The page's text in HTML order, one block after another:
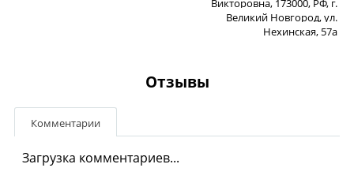
Викторовна, 173000, РФ, г.
Великий Новгород, ул.
Нехинская, 57а
Отзывы
Комментарии
Загрузка комментариев...